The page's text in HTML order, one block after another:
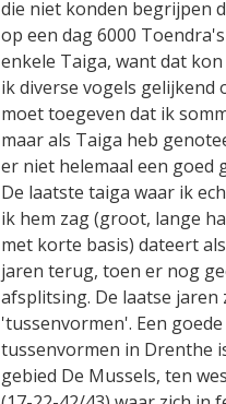
die niet konden begrijpen
op een dag 6000
enkele Taiga, want dat
ik diverse vogels gelijkend
moet toegeven dat ik
maar als Taiga heb
er niet helemaal een goed
De laatste taiga waar ik
ik hem zag (groot, lange
met korte basis) dateert
jaren terug, toen er nog
afsplitsing. De laatse jaren
'tussenvormen'. Een
tussenvormen in Drenthe
gebied De Mussels, ten